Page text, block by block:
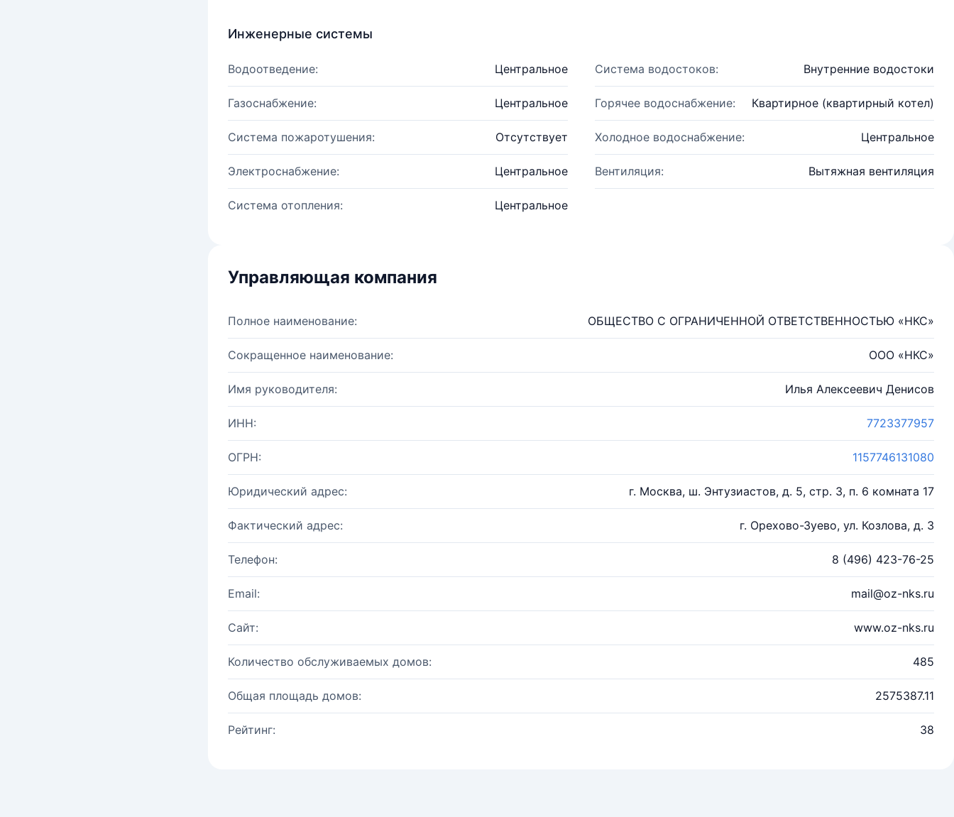
Инженерные системы
Водоотведение: Центральное Система водостоков: Внутренние водостоки
Газоснабжение: Центральное Горячее водоснабжение: Квартирное (квартирный котел)
Система пожаротушения: Отсутствует Холодное водоснабжение: Центральное
Электроснабжение: Центральное Вентиляция: Вытяжная вентиляция
Система отопления: Центральное
Управляющая компания
Полное наименование: ОБЩЕСТВО С ОГРАНИЧЕННОЙ ОТВЕТСТВЕННОСТЬЮ «НКС»
Сокращенное наименование: ООО «НКС»
Имя руководителя: Илья Алексеевич Денисов
ИНН: 7723377957
ОГРН: 1157746131080
Юридический адрес: г. Москва, ш. Энтузиастов, д. 5, стр. 3, п. 6 комната 17
Фактический адрес: г. Орехово-Зуево, ул. Козлова, д. 3
Телефон: 8 (496) 423-76-25
Email: mail@oz-nks.ru
Сайт: www.oz-nks.ru
Количество обслуживаемых домов: 485
Общая площадь домов: 2575387.11
Рейтинг: 38